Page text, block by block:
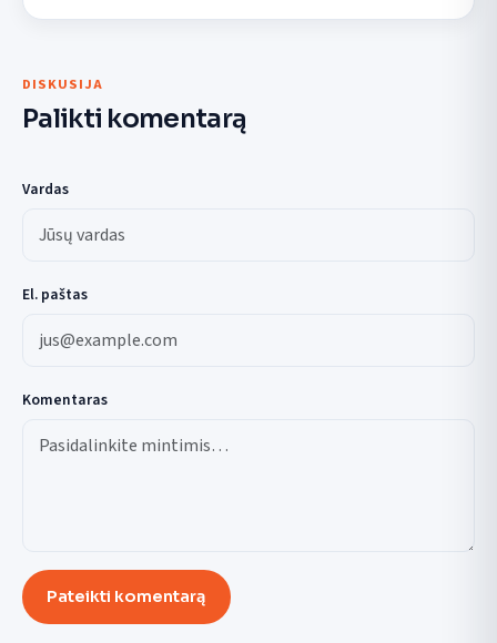
DISKUSIJA
Palikti komentarą
Vardas
El. paštas
Komentaras
Pateikti komentarą